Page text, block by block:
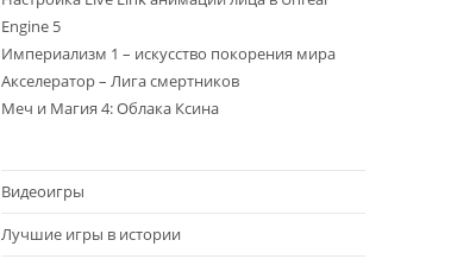
Engine 5
Империализм 1 – искусство покорения мира
Акселератор – Лига смертников
Меч и Магия 4: Облака Ксина
Видеоигры
Лучшие игры в истории